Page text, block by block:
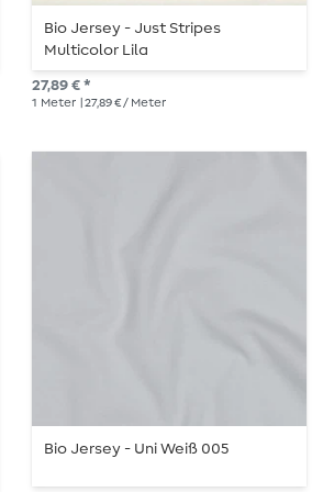
Bio Jersey - Just Stripes
Multicolor Lila
27,89 € *
1 Meter | 27,89 € / Meter
Bio Jersey - Uni Weiß 005